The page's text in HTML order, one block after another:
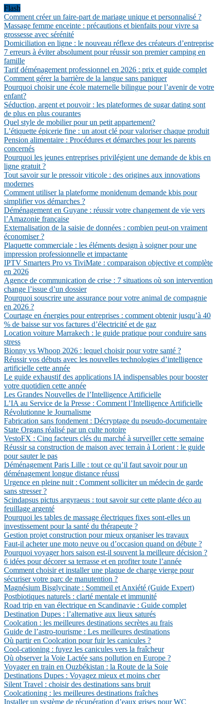
Flash
Comment créer un faire-part de mariage unique et personnalisé ?
Massage femme enceinte : précautions et bienfaits pour vivre sa
grossesse avec sérénité
Domiciliation en ligne : le nouveau réflexe des créateurs d’entreprise
7 erreurs à éviter absolument pour réussir son premier camping en
famille
Tarif déménagement professionnel en 2026 : prix et guide complet
Comment gérer la barrière de la langue sans paniquer
Pourquoi choisir une école maternelle bilingue pour l’avenir de votre
enfant?
Séduction, argent et pouvoir : les plateformes de sugar dating sont
de plus en plus courantes
Quel style de mobilier pour un petit appartement?
L’étiquette épicerie fine : un atout clé pour valoriser chaque produit
Pension alimentaire : Procédures et démarches pour les parents
concernés
Pourquoi les jeunes entreprises privilégient une demande de kbis en
ligne gratuit ?
Tout savoir sur le pressoir viticole : des origines aux innovations
modernes
Comment utiliser la plateforme monidenum demande kbis pour
simplifier vos démarches ?
Déménagement en Guyane : réussir votre changement de vie vers
l’Amazonie française
Externalisation de la saisie de données : combien peut-on vraiment
économiser ?
Plaquette commerciale : les éléments design à soigner pour une
impression professionnelle et impactante
IPTV Smarters Pro vs TiviMate : comparaison objective et complète
en 2026
Agence de communication de crise : 7 situations où son intervention
change l’issue d’un dossier
Pourquoi souscrire une assurance pour votre animal de compagnie
en 2026 ?
Courtage en énergies pour entreprises : comment obtenir jusqu’à 40
% de baisse sur vos factures d’électricité et de gaz
Location voiture Marrakech : le guide pratique pour conduire sans
stress
Bionny vs Whoop 2026 : lequel choisir pour votre santé ?
Réussir vos débuts avec les nouvelles technologies d’intelligence
artificielle cette année
Le guide exhaustif des applications IA indispensables pour booster
votre quotidien cette année
Les Grandes Nouvelles de l’Intelligence Artificielle
L’IA au Service de la Presse : Comment l’Intelligence Artificielle
Révolutionne le Journalisme
Fabrication sans fondement : Décryptage du pseudo-documentaire
State Organs réalisé par un culte notoire
VestoFX : Cinq facteurs clés du marché à surveiller cette semaine
Réussir sa construction de maison avec terrain à Lorient : le guide
pour sauter le pas
Déménagement Paris Lille : tout ce qu’il faut savoir pour un
déménagement longue distance réussi
Urgence en pleine nuit : Comment solliciter un médecin de garde
sans stresser ?
Scindapsus pictus argyraeus : tout savoir sur cette plante déco au
feuillage argenté
Pourquoi les tables de massage électriques fixes sont-elles un
investissement pour la santé du thérapeute ?
Gestion projet construction pour mieux organiser les travaux
Faut-il acheter une moto neuve ou d’occasion quand on débute ?
Pourquoi voyager hors saison est-il souvent la meilleure décision ?
6 idées pour décorer sa terrasse et en profiter toute l’année
Comment choisir et installer une plaque de charge vierge pour
sécuriser votre parc de manutention ?
Magnésium Bisglycinate : Sommeil et Anxiété (Guide Expert)
Postbiotiques naturels : clarté mentale et immunité
Road trip en van électrique en Scandinavie : Guide complet
Destination Dupes : l’alternative aux lieux saturés
Coolcation : les meilleures destinations secrètes au frais
Guide de l’astro-tourisme : Les meilleures destinations
Où partir en Coolcation pour fuir les canicules ?
Cool-cationing : fuyez les canicules vers la fraîcheur
Où observer la Voie Lactée sans pollution en Europe ?
Voyager en train en Ouzbékistan : la Route de la Soie
Destinations Dupes : Voyagez mieux et moins cher
Silent Travel : choisir des destinations sans bruit
Coolcationing : les meilleures destinations fraîches
Installer un système de récupération d’eaux grises pour WC